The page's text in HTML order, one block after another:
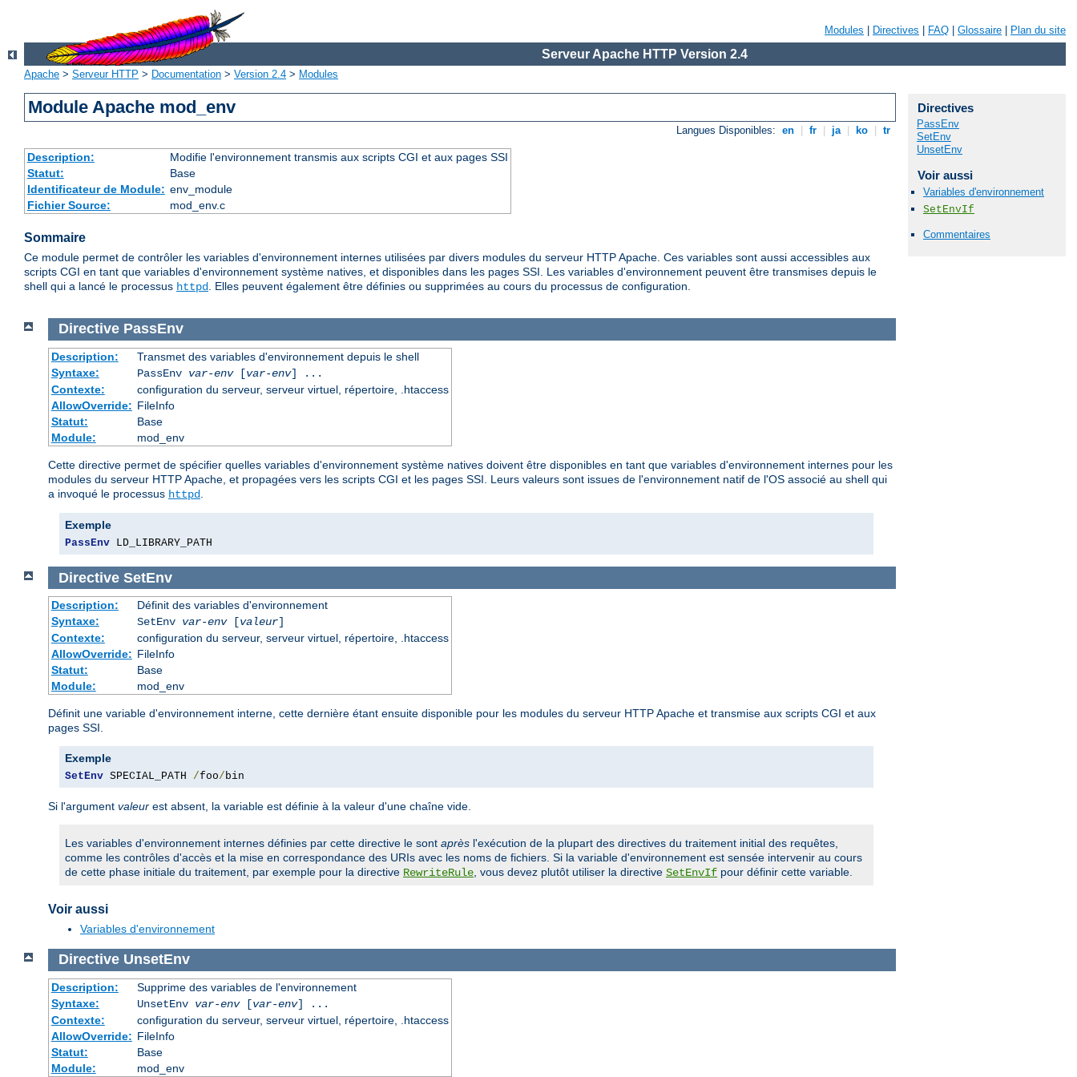
Modules Directives FAQ Glossaire Plan du site
Serveur Apache HTTP Version 2.4
Apache > Serveur HTTP > Documentation > Version 2.4 > Modules
Module Apache mod_env
Langues Disponibles: en fr ja ko tr
Description:
Modifie l'environnement transmis aux scripts CGI et aux pages SSI
Statut:
Base
Identificateur de Module: env_module
Fichier Source:
mod_env.c
Sommaire
Ce module permet de contrôler les variables d'environnement internes utilisées par divers modules du serveur HTTP Apache. Ces variables sont aussi accessibles aux
scripts CGI en tant que variables d'environnement système natives, et disponibles dans les pages SSI. Les variables d'environnement peuvent être transmises depuis le
shell qui a lancé le processus httpd. Elles peuvent également être définies ou supprimées au cours du processus de configuration.
Directives
PassEnv
SetEnv
UnsetEnv
Voir aussi
Variables d'environnement
SetEnvIf
Commentaires
Directive PassEnv
Description:
Transmet des variables d'environnement depuis le shell
Syntaxe:
PassEnv var-env[var-env] ...
Contexte:
configuration du serveur, serveur virtuel, répertoire, .htaccess
AllowOverride: FileInfo
Statut:
Base
Module:
mod_env
Cette directive permet de spécifier quelles variables d'environnement système natives doivent être disponibles en tant que variables d'environnement internes pour les
modules du serveur HTTP Apache, et propagées vers les scripts CGI et les pages SSI. Leurs valeurs sont issues de l'environnement natif de l'OS associé au shell qui
a invoqué le processus httpd
Exemple
PassEnv LD_LIBRARY_PATH
Directive SetEnv
Description:
Définit des variables d'environnement
Syntaxe:
SetEnv var-env[valeur]
Contexte:
configuration du serveur, serveur virtuel, répertoire, .htaccess
AllowOverride: FileInfo
Statut:
Base
Module:
mod_env
Définit une variable d'environnement interne, cette dernière étant ensuite disponible pour les modules du serveur HTTP Apache et transmise aux scripts CGI et aux
pages SSI.
Exemple
SetEnv SPECIAL_PATH /foo/bin
Si l'argument valeur est absent, la variable est définie à la valeur d'une chaîne vide.
Les variables d'environnement internes définies par cette directive le sont après l'exécution de la plupart des directives du traitement initial des requêtes,
comme les contrôles d'accès et la mise en correspondance des URIs avec les noms de fichiers. Si la variable d'environnement est sensée intervenir au cours
de cette phase initiale du traitement, par exemple pour la directive RewriteRule, vous devez plutôt utiliser la directive SetEnvIf pour définir cette variable.
Voir aussi
Variables d'environnement
Directive UnsetEnv
Description:
Supprime des variables de l'environnement
Syntaxe:
UnsetEnv var-env[var-env] ...
Contexte:
configuration du serveur, serveur virtuel, répertoire, .htaccess
AllowOverride: FileInfo
Statut:
Base
Module:
mod_env